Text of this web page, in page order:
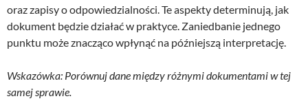
oraz zapisy o odpowiedzialności. Te aspekty determinują, jak
dokument będzie działać w praktyce. Zaniedbanie jednego
punktu może znacząco wpłynąć na późniejszą interpretację.
Wskazówka: Porównuj dane między różnymi dokumentami w tej
samej sprawie.